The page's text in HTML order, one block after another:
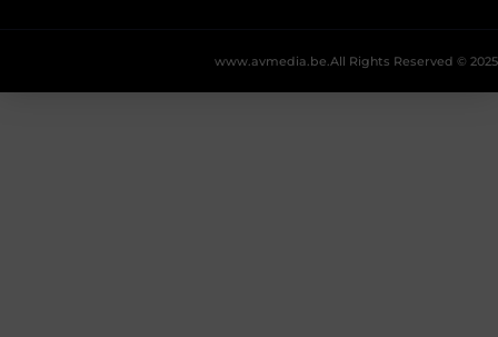
All Rights Reserved © 2025
www.avmedia.be.